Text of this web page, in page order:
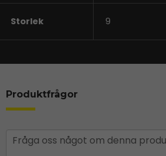
Storlek 9
Produktfrågor
question
Fråga oss något om denna